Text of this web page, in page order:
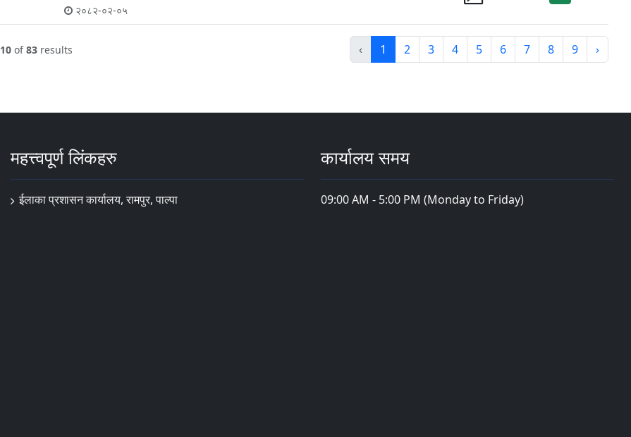
२०८२-०२-०५
10 of83 results ‹ 1 2 3 4 5 6 7 8 9 ›
महत्त्वपूर्ण लिंकहरु
ईलाका प्रशासन कार्यालय, रामपुर, पाल्पा
कार्यालय समय
09:00 AM - 5:00 PM (Monday to Friday)